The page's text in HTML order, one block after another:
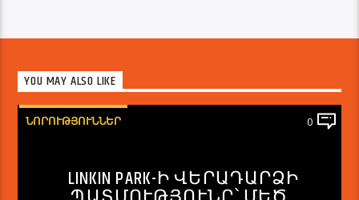
YOU MAY ALSO LIKE
ՆՈՐՈՒԹՅՈՒՆՆԵՐ 0
LINKIN PARK-Ի ՎԵՐԱԴԱՐՁԻ